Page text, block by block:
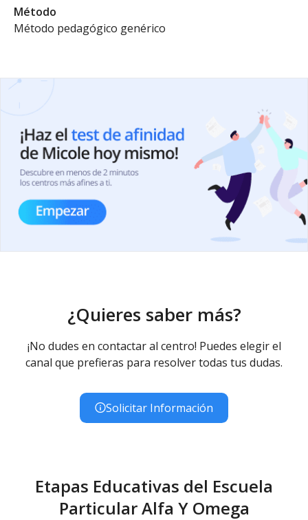
Método
Método pedagógico genérico
¿Quieres saber más?
¡No dudes en contactar al centro! Puedes elegir el
canal que prefieras para resolver todas tus dudas.
Solicitar Información
Etapas Educativas del Escuela
Particular Alfa Y Omega